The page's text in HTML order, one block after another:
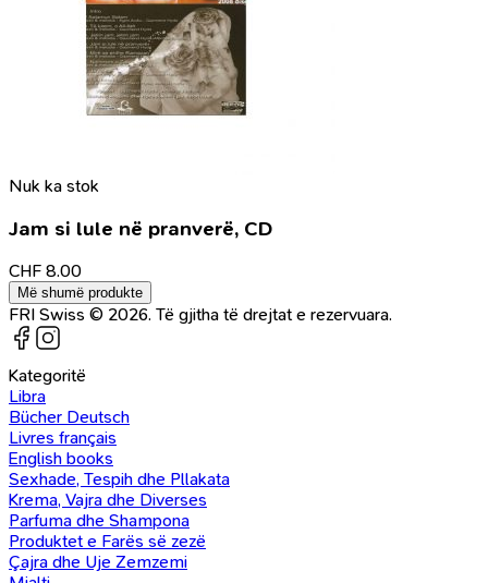
Nuk ka stok
Jam si lule në pranverë, CD
CHF 8.00
Më shumë produkte
FRI Swiss © 2026. Të gjitha të drejtat e rezervuara.
Kategoritë
Libra
Bücher Deutsch
Livres français
English books
Sexhade, Tespih dhe Pllakata
Krema, Vajra dhe Diverses
Parfuma dhe Shampona
Produktet e Farës së zezë
Çajra dhe Uje Zemzemi